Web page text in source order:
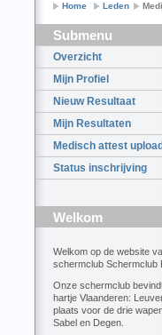
Home Leden
Submenu
Overzicht
Mijn Profiel
Nieuw Resultaat
Mijn Resultaten
Medisch attest
Status inschrijving
Welkom
Welkom op de website
schermclub Schermclub
Onze schermclub
hartje Vlaanderen:
plaats voor de drie
Sabel en Degen.